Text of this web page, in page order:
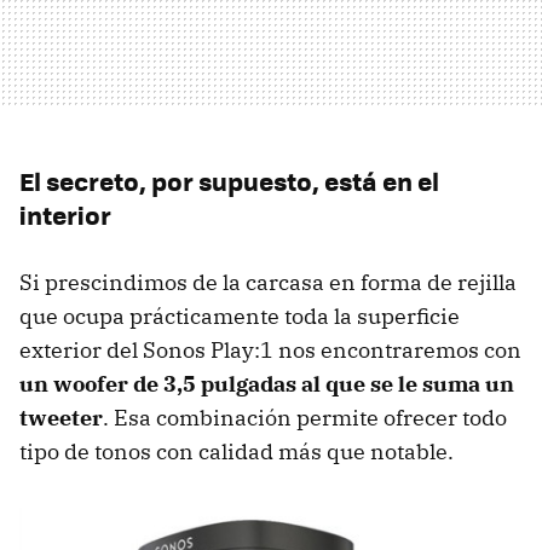
El secreto, por supuesto, está en el
interior
Si prescindimos de la carcasa en forma de rejilla
que ocupa prácticamente toda la superficie
exterior del Sonos Play:1 nos encontraremos con
un woofer de 3,5 pulgadas al que se le suma un
tweeter. Esa combinación permite ofrecer todo
tipo de tonos con calidad más que notable.